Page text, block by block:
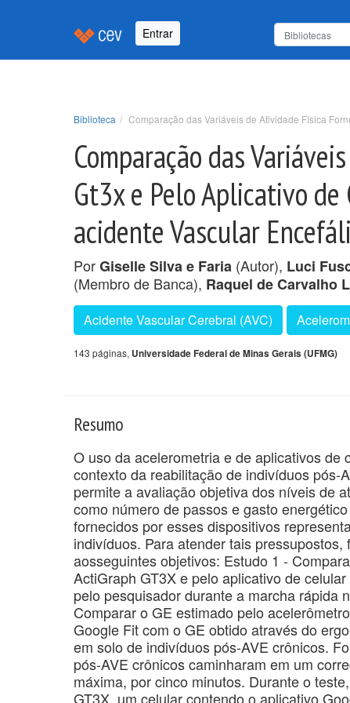
Entrar
Biblioteca Comparação das Variáveis de Atividade Física
Comparação das
Gt3x e Pelo Aplicativo
acidente Vascular
PorGiselle Silva e Faria (Autor), Luci
(Membro de Banca), Raquel de Carvalho
Acidente Vascular Cerebral (AVC)
143 páginas, Universidade Federal de Minas Gerais (UFMG)
Resumo
O uso da acelerometria e de aplicativos
contexto da reabilitação de indivíduos pós-
permite a avaliação objetiva dos níveis de
como número de passos e gasto
fornecidos por esses dispositivos
indivíduos. Para atender tais
aosseguintes objetivos: Estudo 1 -
ActiGraph GT3X e pelo aplicativo de
pelo pesquisador durante a marcha rápida
Comparar o GE estimado pelo
Google Fit com o GE obtido através do
em solo de indivíduos pós-AVE crônicos.
pós-AVE crônicos caminharam em um
máxima, por cinco minutos. Durante o
GT3X, um celular contendo o aplicativo